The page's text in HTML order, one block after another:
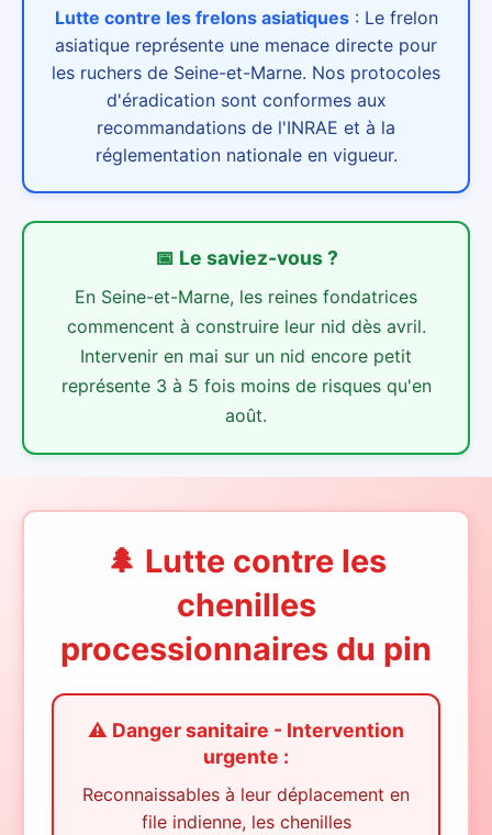
Lutte contre les frelons asiatiques : Le frelon
asiatique représente une menace directe pour
les ruchers de Seine-et-Marne. Nos protocoles
d'éradication sont conformes aux
recommandations de l'INRAE et à la
réglementation nationale en vigueur.
📅 Le saviez-vous ?
En Seine-et-Marne, les reines fondatrices
commencent à construire leur nid dès avril.
Intervenir en mai sur un nid encore petit
représente 3 à 5 fois moins de risques qu'en
août.
🌲 Lutte contre les
chenilles
processionnaires du pin
⚠️ Danger sanitaire - Intervention
urgente :
Reconnaissables à leur déplacement en
file indienne, les chenilles